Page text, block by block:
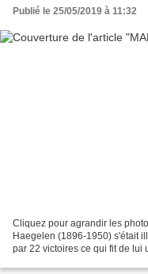
Publié le 25/05/2019 à 11:32
Cliquez pour agrandir les
Haegelen (1896-1950) s'était
par 22 victoires ce qui fit de lui